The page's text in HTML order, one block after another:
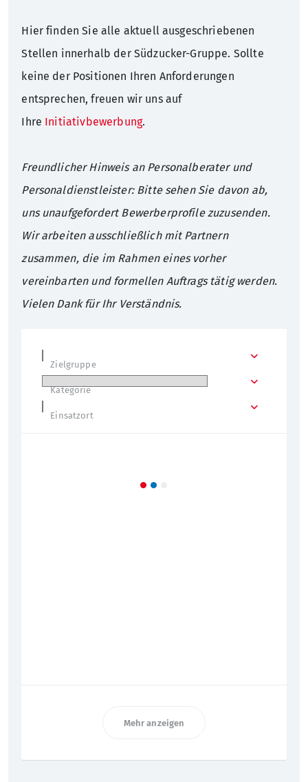
Nachhaltigkeit
Zuckerfabriken Deutschland
Geschichte
Hauptversammlung
Corporate Governance
Anleihen
Finanzkalender
IR-Kontakt
Presseverteiler
Pressekontakt
Warum Südzucker?
Schüler
Studenten
Berufserfahrene
Hier finden Sie alle aktuell ausgeschriebenen
Stellen innerhalb der Südzucker-Gruppe. Sollte
keine der Positionen Ihren Anforderungen
entsprechen, freuen wir uns auf
Ihre Initiativbewerbung.
Freundlicher Hinweis an Personalberater und
Personaldienstleister: Bitte sehen Sie davon ab,
uns unaufgefordert Bewerberprofile zuzusenden.
Wir arbeiten ausschließlich mit Partnern
zusammen, die im Rahmen eines vorher
vereinbarten und formellen Auftrags tätig werden.
Vielen Dank für Ihr Verständnis.
Zielgruppe
Kategorie
Einsatzort
Mehr anzeigen